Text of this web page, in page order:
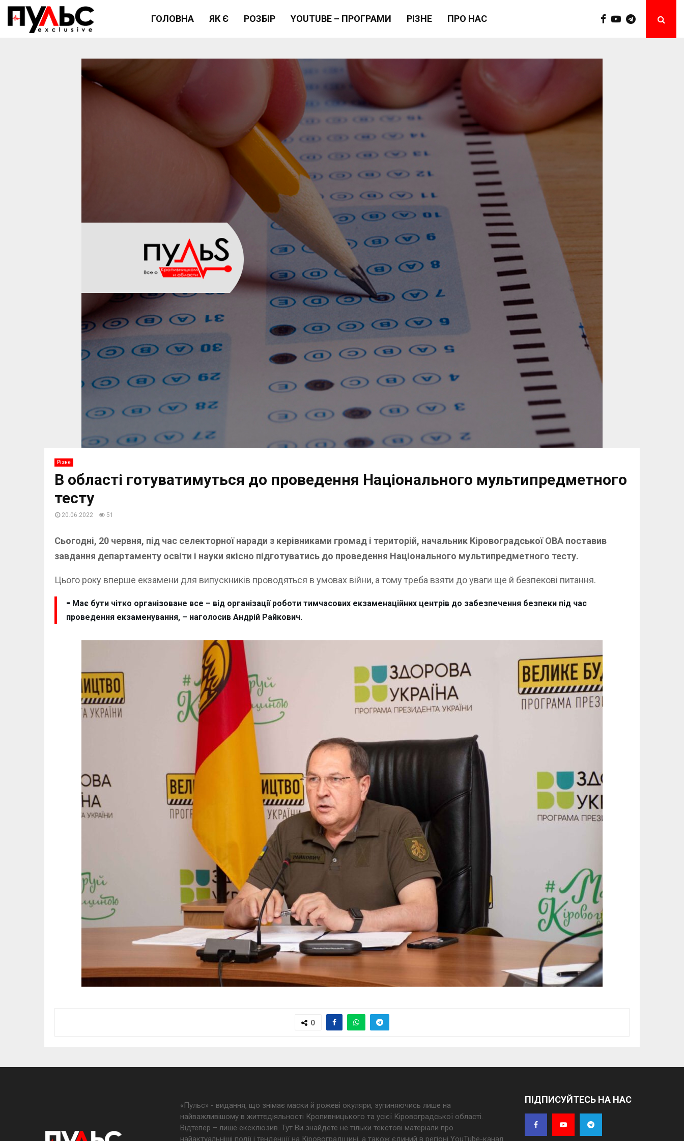
ГОЛОВНА ЯК Є РОЗБІР YOUTUBE – ПРОГРАМИ РІЗНЕ ПРО НАС
Різне
В області готуватимуться до проведення Національного мультипредметного
тесту
20.06.2022 51
Сьогодні, 20 червня, під час селекторної наради з керівниками громад і територій, начальник Кіровоградської ОВА поставив
завдання департаменту освіти і науки якісно підготуватись до проведення Національного мультипредметного тесту.
Цього року вперше екзамени для випускників проводяться в умовах війни, а тому треба взяти до уваги ще й безпекові питання.
⁃ Має бути чітко організоване все – від організації роботи тимчасових екзаменаційних центрів до забезпечення безпеки під час
проведення екзаменування, – наголосив Андрій Райкович.
0
«Пульс» - видання, що знімає маски й рожеві окуляри, зупиняючись лише на
найважливішому в життєдіяльності Кропивницького та усієї Кіровоградської області.
Відтепер – лише ексклюзив. Тут Ви знайдете не тільки текстові матеріали про
найактуальніші події і тенденції на Кіровоградщині, а також єдиний в регіоні YouTube-канал
ПІДПИСУЙТЕСЬ НА НАС